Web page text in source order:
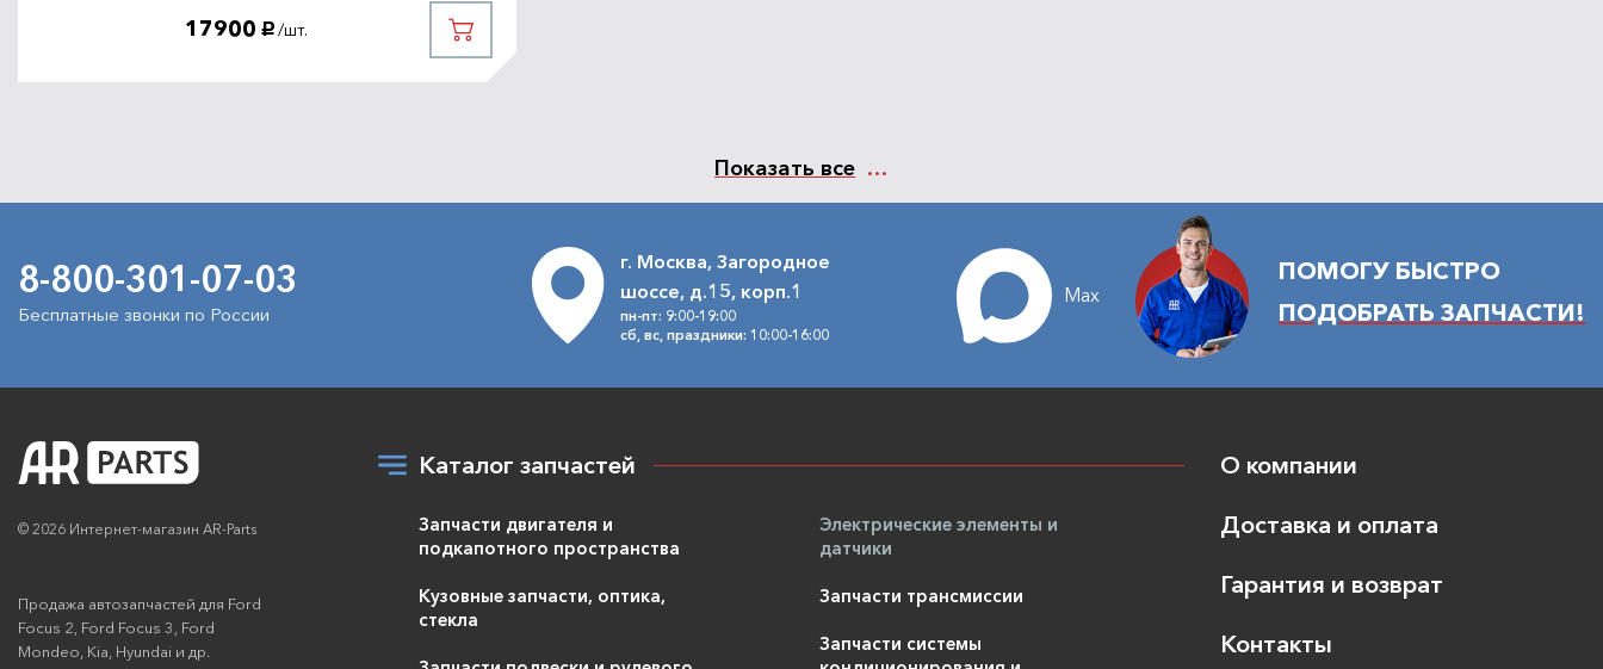
17900 руб. /шт.
Показать все
8-800-301-07-03
Бесплатные звонки по России
Max
г. Москва, Загородное
шоссе, д.15, корп.1
пн-пт: 9:00-19:00
сб, вс, праздники: 10:00-16:00
ПОМОГУ БЫСТРО
ПОДОБРАТЬ ЗАПЧАСТИ!
© 2026 Интернет-магазин AR-Parts
Продажа автозапчастей для Ford
Focus 2, Ford Focus 3, Ford
Mondeo, Kia, Hyundai и др.
Каталог запчастей
Запчасти двигателя и
подкапотного пространства
Кузовные запчасти, оптика,
стекла
Электрические элементы и
датчики
Запчасти трансмиссии
Запчасти системы
О компании
Доставка и оплата
Гарантия и возврат
Контакты